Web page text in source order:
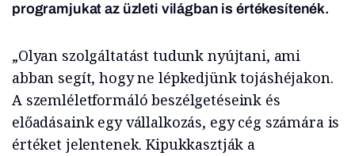
programjukat az üzleti világban is értékesítenék.
„Olyan szolgáltatást tudunk nyújtani, ami
abban segít, hogy ne lépkedjünk tojáshéjakon.
A szemléletformáló beszélgetéseink és
előadásaink egy vállalkozás, egy cég számára is
értéket jelentenek. Kipukkasztják a